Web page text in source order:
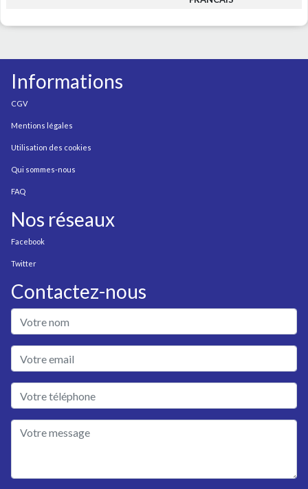
Informations
CGV
Mentions légales
Utilisation des cookies
Qui sommes-nous
FAQ
Nos réseaux
Facebook
Twitter
Contactez-nous